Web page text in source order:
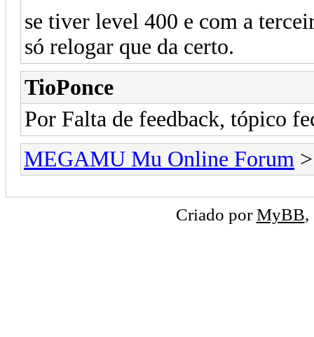
se tiver level 400 e com a
só relogar que da certo.
TioPonce
Por Falta de feedback, tópico
MEGAMU Mu Online Forum
Criado porMyBB,